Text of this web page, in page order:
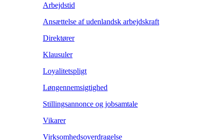
Arbejdstid
Ansættelse af udenlandsk arbejdskraft
Direktører
Klausuler
Loyalitetspligt
Løngennemsigtighed
Stillingsannonce og jobsamtale
Vikarer
Virksomhedsoverdragelse